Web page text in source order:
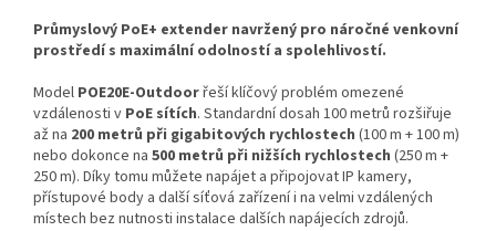
Průmyslový PoE+ extender navržený pro náročné venkovní
prostředí s maximální odolností a spolehlivostí.
Model POE20E-Outdoorřeší klíčový problém omezené
vzdálenosti v PoE sítích. Standardní dosah 100 metrů rozšiřuje
až na 200 metrů při gigabitových rychlostech (100 m + 100 m)
nebo dokonce na 500 metrů při nižších rychlostech (250 m +
250 m). Díky tomu můžete napájet a připojovat IP kamery,
přístupové body a další síťová zařízení i na velmi vzdálených
místech bez nutnosti instalace dalších napájecích zdrojů.